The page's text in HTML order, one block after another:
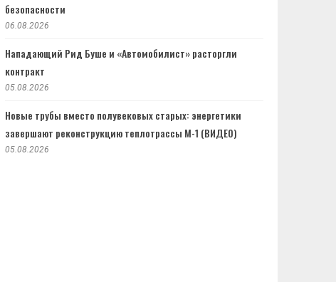
безопасности
06.08.2026
Нападающий Рид Буше и «Автомобилист» расторгли
контракт
05.08.2026
Новые трубы вместо полувековых старых: энергетики
завершают реконструкцию теплотрассы М-1 (ВИДЕО)
05.08.2026